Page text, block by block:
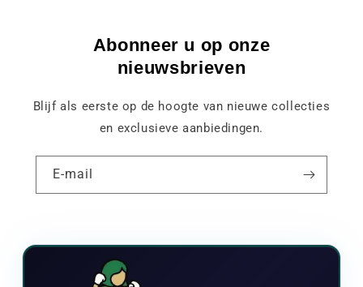
Abonneer u op onze
nieuwsbrieven
Blijf als eerste op de hoogte van nieuwe collecties
en exclusieve aanbiedingen.
E-mail